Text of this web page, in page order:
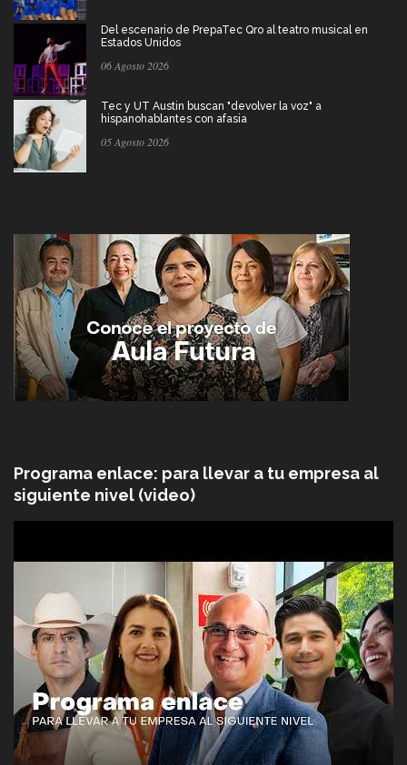
Del escenario de PrepaTec Qro al teatro musical en
Estados Unidos
06 Agosto 2026
Tec y UT Austin buscan "devolver la voz" a
hispanohablantes con afasia
05 Agosto 2026
Programa enlace: para llevar a tu empresa al
siguiente nivel (video)